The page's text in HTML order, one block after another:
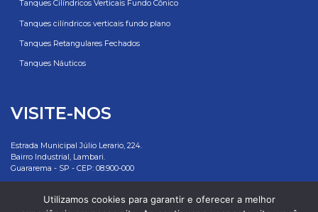
Tanques Cilíndricos Verticais Fundo Cônico
Tanques cilíndricos verticais fundo plano
Tanques Retangulares Fechados
Tanques Náuticos
VISITE-NOS
Estrada Municipal Júlio Lerario, 224.
Bairro Industrial, Lambari.
Guararema - SP - CEP: 08.900-000
Utilizamos cookies para garantir e oferecer a melhor